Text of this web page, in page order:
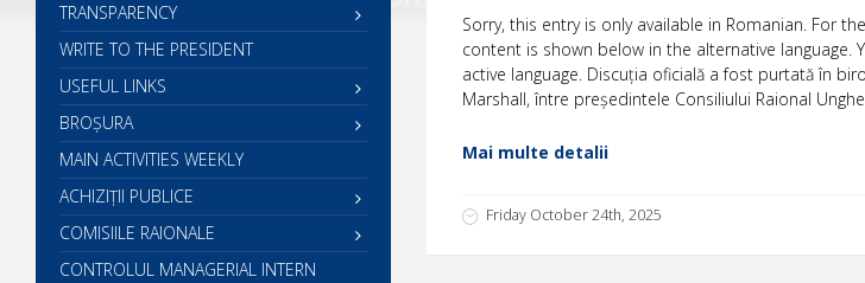
Sorry, this entry is only available in Romanian. For
content is shown below in the alternative language.
active language. Discuția oficială a fost purtată în
Marshall, între președintele Consiliului Raional
Mai multe detalii
Friday October 24th, 2025
TRANSPARENCY
WRITE TO THE PRESIDENT
USEFUL LINKS
BROȘURA
MAIN ACTIVITIES WEEKLY
ACHIZIȚII PUBLICE
COMISIILE RAIONALE
CONTROLUL MANAGERIAL INTERN